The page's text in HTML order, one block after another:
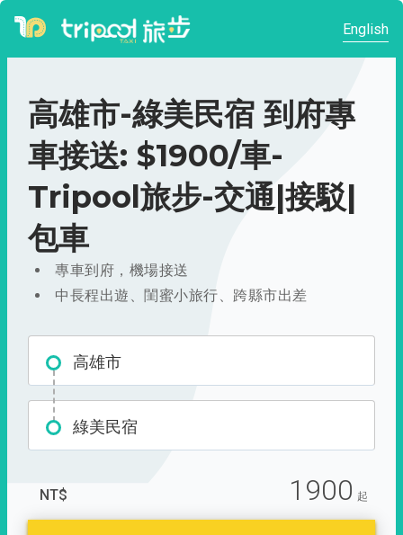
English
高雄市-綠美民宿 到府專
車接送: $1900/車-
Tripool旅步-交通|接駁|
包車
專車到府，機場接送
中長程出遊、閨蜜小旅行、跨縣市出差
高雄市
綠美民宿
NT$ 1900 起